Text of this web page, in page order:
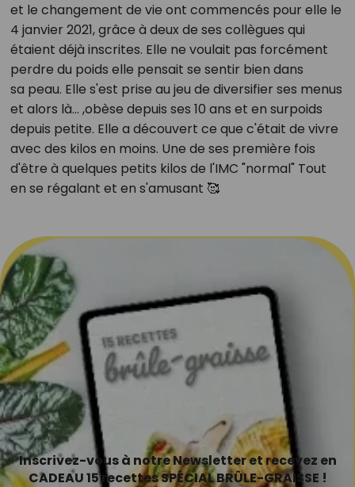
et le changement de vie ont commencés pour elle le
4 janvier 2021, grâce à deux de ses collègues qui
étaient déjà inscrites. Elle ne voulait pas forcément
perdre du poids elle pensait se sentir bien dans
sa peau. Elle s'est prise au jeu de diversifier ses menus
et alors là… ,obèse depuis ses 10 ans et en surpoids
depuis petite. Elle a découvert ce que c'était de vivre
avec des kilos en moins. Une de ses première fois
d'être à quelques petits kilos de l'IMC "normal" Tout
en se régalant et en s'amusant 🥰
Inscrivez-vous à notre Newsletter et recevez en
CADEAU 15 recettes SPÉCIAL BRÛLE-GRAISSE !